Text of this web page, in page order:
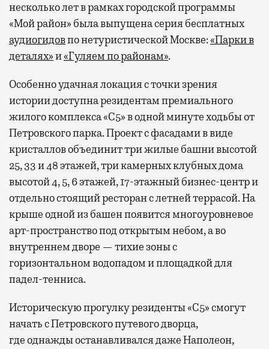
несколько лет в рамках городской программы
«Мой район» была выпущена серия бесплатных
аудиогидовпо нетуристической Москве:«Парки в
деталях»и«Гуляем по районам».
Особенно удачная локация с точки зрения
истории доступна резидентам премиального
жилого комплекса «С5»в одной минуте ходьбы от
Петровского парка. Проект с фасадами в виде
кристаллов объединит три жилые башни высотой
25, 33 и 48 этажей, три камерных клубных дома
высотой 4, 5, 6 этажей, 17-этажный бизнес-центр и
отдельно стоящий ресторан с летней террасой. На
крыше одной из башен появится многоуровневое
арт-пространство под открытым небом, а во
внутреннем дворе — тихие зоны с
горизонтальном водопадом и площадкой для
падел-тенниса.
Историческую прогулку резиденты «С5» смогут
начать с Петровского путевого дворца,
гдеоднажды останавливался даже Наполеон,